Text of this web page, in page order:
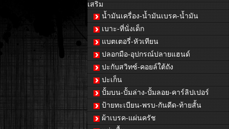
เสริม
น้ำมันเครื่อง-น้ำมันเบรค-น้ำมัน
เบาะ-ที่นั่งเด็ก
แบตเตอรี่-หัวเทียน
ปลอกมือ-อุปกรณ์ปลายแฮนด์
ปะกับสวิทซ์-คอยล์ใต้ถัง
ปะเก็น
ปั้มบน-ปั้มล่าง-ปั้มลอย-คาร์ลิปเปอร์
ป้ายทะเบียน-พรบ-กันดีด-ท้ายสั้น
ผ้าเบรค-แผ่นครัช